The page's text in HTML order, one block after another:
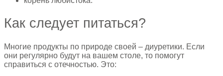
Как следует питаться?
Многие продукты по природе своей – диуретики. Если
они регулярно будут на вашем столе, то помогут
справиться с отечностью. Это: